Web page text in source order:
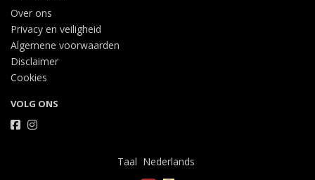
Over ons
Privacy en veiligheid
Algemene voorwaarden
Disclaimer
Cookies
VOLG ONS
Taal